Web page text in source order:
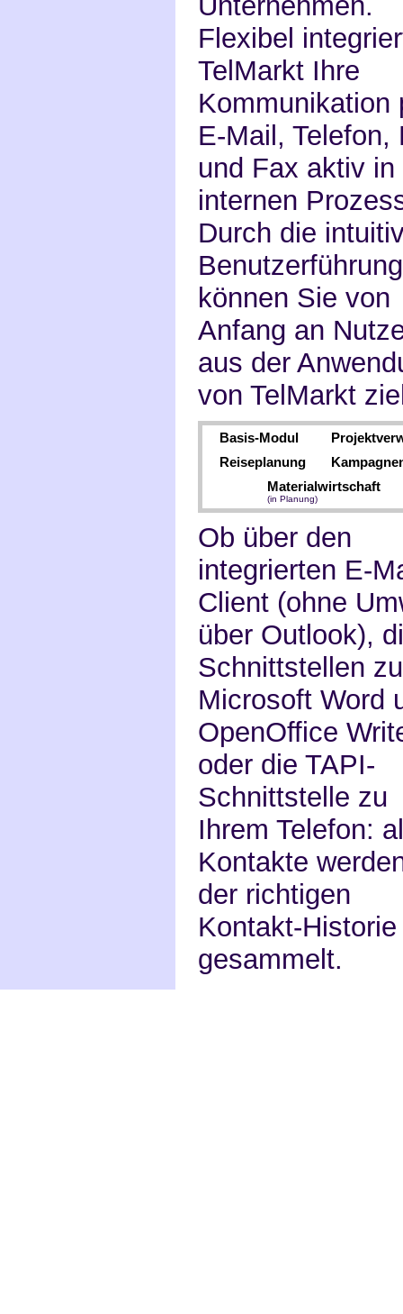
Flexibel
TelMarkt Ihre
Kommunikation
E-Mail, Telefon,
und Fax aktiv in
internen
Durch die
Benutzerführung
können Sie von
Anfang an
aus der
von TelMarkt
Basis-Modul
Reiseplanung
Materialwirtschaft
(in Planung)
Ob über den
integrierten E-
Client (ohne
über Outlook),
Schnittstellen zu
Microsoft Word
OpenOffice
oder die TAPI-
Schnittstelle zu
Ihrem Telefon:
Kontakte
der richtigen
Kontakt-Historie
gesammelt.